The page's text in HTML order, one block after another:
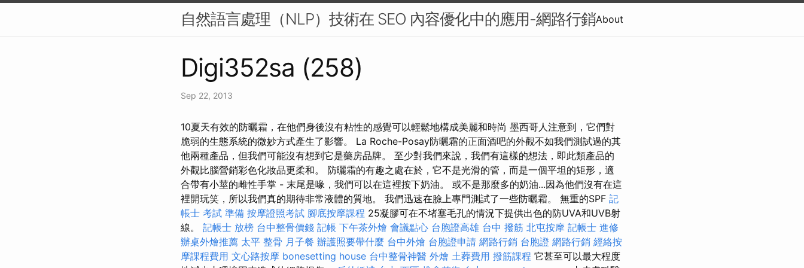
自然語言處理（NLP）技術在 SEO 內容優化中的應用-網路行銷About
Digi352sa (258)
Sep 22, 2013
10夏天有效的防曬霜，在他們身後沒有粘性的感覺可以輕鬆地構成美麗和時尚 墨西哥人注意到，它們對
脆弱的生態系統的微妙方式產生了影響。 La Roche-Posay防曬霜的正面酒吧的外觀不如我們測試過的其
他兩種產品，但我們可能沒有想到它是藥房品牌。 至少對我們來說，我們有這樣的想法，即此類產品的
外觀比腦營銷彩色化妝品更柔和。 防曬霜的有趣之處在於，它不是光滑的管，而是一個平坦的矩形，適
合帶有小莖的雌性手掌 - 末尾是喙，我們可以在這裡按下奶油。 或不是那麼多的奶油...因為他們沒有在這
裡開玩笑，所以我們真的期待非常液體的質地。 我們迅速在臉上專門測試了一些防曬霜。 無重的SPF 記
帳士 考試 準備 按摩證照考試 腳底按摩課程 25凝膠可在不堵塞毛孔的情況下提供出色的防UVA和UVB射
線。 記帳士 放榜 台中整骨價錢 記帳 下午茶外燴 會議點心 台胞證高雄 台中 撥筋 北屯按摩 記帳士 進修
辦桌外燴推薦 太平 整骨 月子餐 辦護照要帶什麼 台中外燴 台胞證申請 網路行銷 台胞證 網路行銷 經絡按
摩課程費用 文心路按摩 bonesetting house 台中整骨神醫 外燴 土葬費用 撥筋課程 它甚至可以最大程度